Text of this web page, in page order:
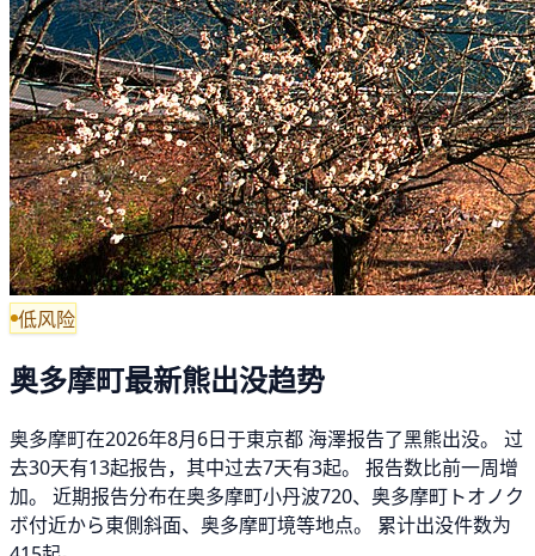
低风险
奥多摩町最新熊出没趋势
奥多摩町在2026年8月6日于東京都 海澤报告了黑熊出没。 过
去30天有13起报告，其中过去7天有3起。 报告数比前一周增
加。 近期报告分布在奥多摩町小丹波720、奥多摩町トオノク
ボ付近から東側斜面、奥多摩町境等地点。 累计出没件数为